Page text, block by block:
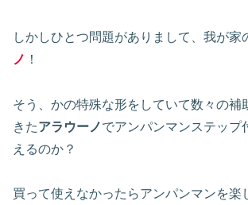
しかしひとつ問題がありまして、我が家
ノ ！
そう、かの特殊な形をしていて数々の補
きたアラウーノでアンパンマンステップ
えるのか？
買って使えなかったらアンパンマンを楽